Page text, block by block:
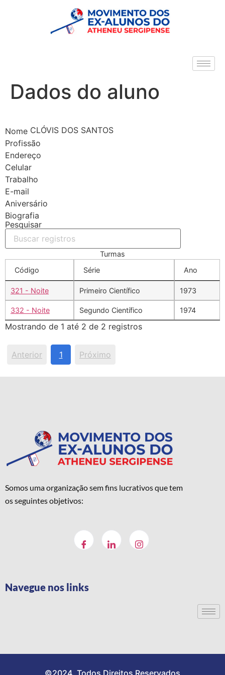
Dados do aluno
Nome CLÓVIS DOS SANTOS
Profissão
Endereço
Celular
Trabalho
E-mail
Aniversário
Biografia
Pesquisar
Turmas
Código
Série Ano
321 - Noite Primeiro Científico 1973
332 - Noite Segundo Científico 1974
Mostrando de 1 até 2 de 2 registros
Anterior 1 Próximo
Somos uma organização sem fins lucrativos que tem
os seguintes objetivos:
Navegue nos links
©2024. Todos Direitos Reservados